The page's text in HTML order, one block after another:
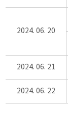
2024. 06. 20
2024. 06. 21
2024. 06. 22